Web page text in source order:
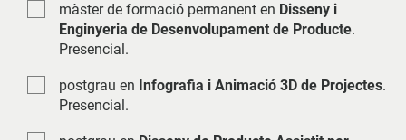
màster de formació permanent en Disseny i
Enginyeria de Desenvolupament de Producte.
Presencial.
postgrau en Infografia i Animació 3D de Projectes.
Presencial.